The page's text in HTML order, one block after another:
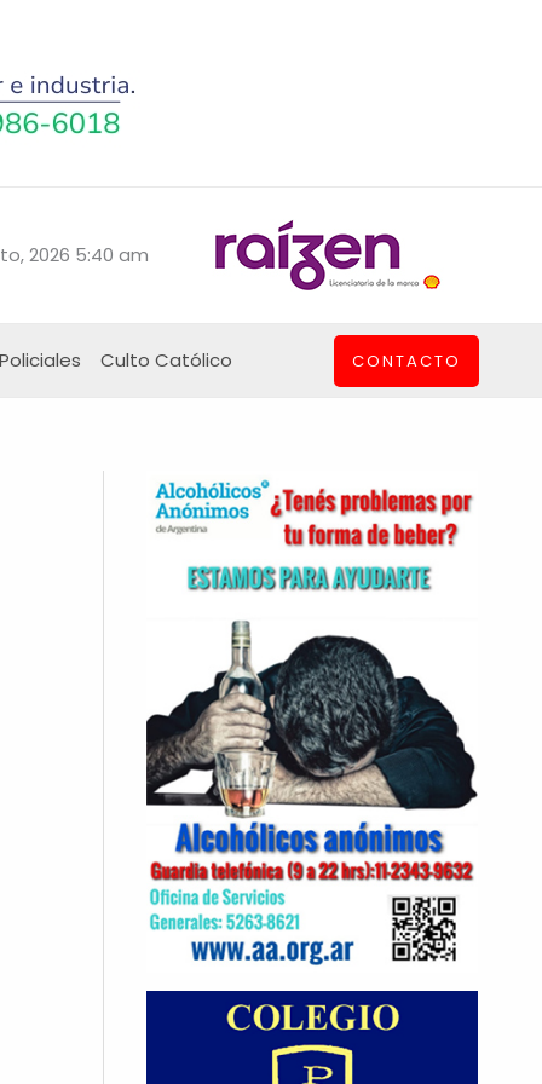
2026 5:40 am
Policiales Culto Católico CONTACTO